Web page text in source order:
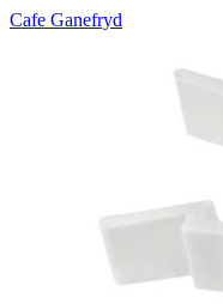
Cafe Ganefryd